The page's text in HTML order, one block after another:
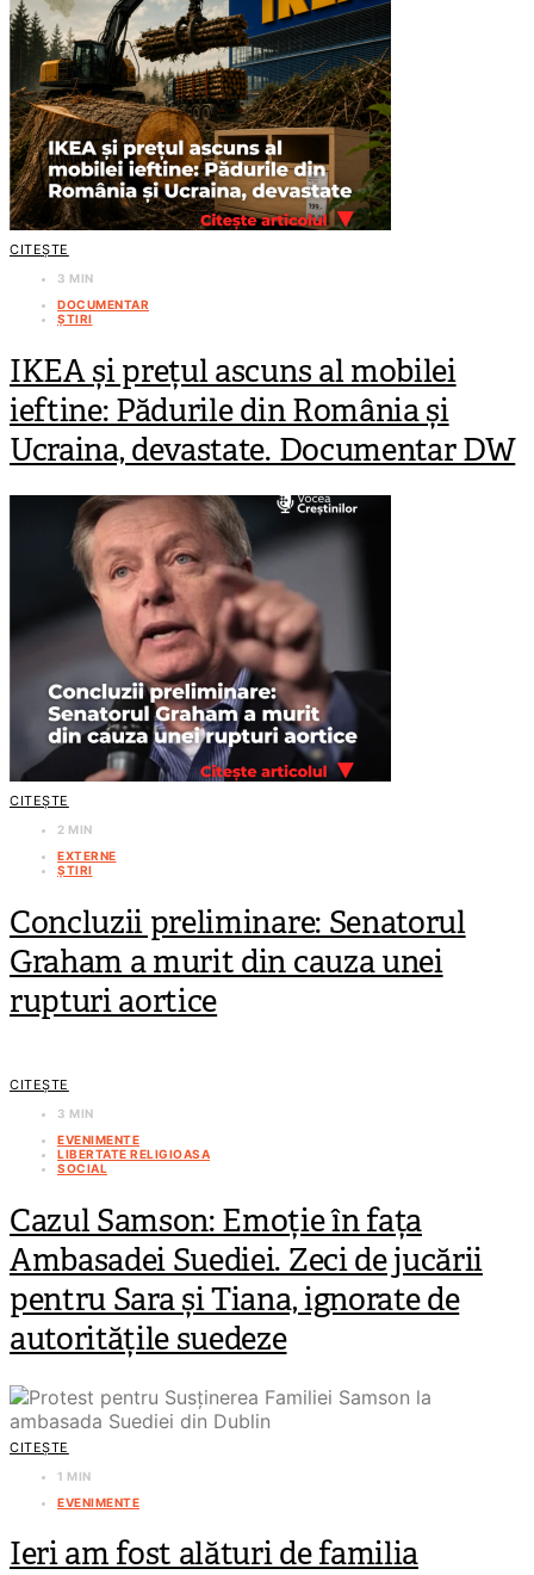
CITEȘTE
3 MIN
DOCUMENTAR
ȘTIRI
IKEA și prețul ascuns al mobilei
ieftine: Pădurile din România și
Ucraina, devastate. Documentar DW
CITEȘTE
2 MIN
EXTERNE
ȘTIRI
Concluzii preliminare: Senatorul
Graham a murit din cauza unei
rupturi aortice
CITEȘTE
3 MIN
EVENIMENTE
LIBERTATE RELIGIOASA
SOCIAL
Cazul Samson: Emoție în fața
Ambasadei Suediei. Zeci de jucării
pentru Sara și Tiana, ignorate de
autoritățile suedeze
CITEȘTE
1 MIN
EVENIMENTE
Ieri am fost alături de familia